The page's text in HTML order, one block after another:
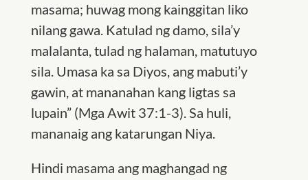
masama; huwag mong kainggitan liko
nilang gawa. Katulad ng damo, sila’y
malalanta, tulad ng halaman, matutuyo
sila. Umasa ka sa Diyos, ang mabuti’y
gawin, at mananahan kang ligtas sa
lupain” (Mga Awit 37:1-3). Sa huli,
mananaig ang katarungan Niya.
Hindi masama ang maghangad ng